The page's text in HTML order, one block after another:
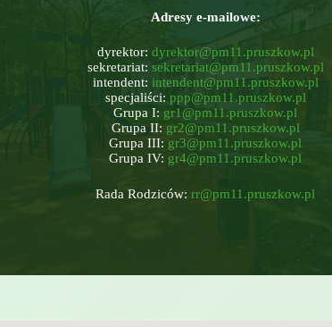
Adresy e-mailowe:
dyrektor: dyrektor@pm11.pruszkow.pl
sekretariat: sekretariat@pm11.pruszkow.pl
intendent: intendent@pm11.pruszkow.pl
specjaliści: ppp@pm11.pruszkow.pl
Grupa I: gr1@pm11.pruszkow.pl
Grupa II: gr2@pm11.pruszkow.pl
Grupa III: gr3@pm11.pruszkow.pl
Grupa IV: gr4@pm11.pruszkow.pl
Rada Rodziców:rr@pm11.pruszkow.pl